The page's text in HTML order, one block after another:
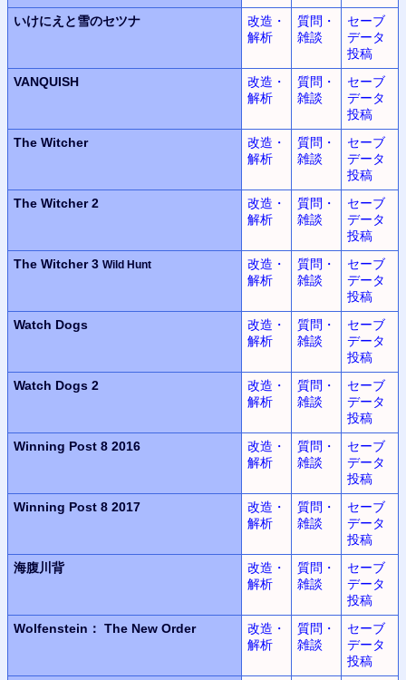
いけにえと雪のセツナ
改造・
解析
質問・
雑談
セーブ
データ
投稿
VANQUISH
改造・
解析
質問・
雑談
セーブ
データ
投稿
The Witcher
改造・
解析
質問・
雑談
セーブ
データ
投稿
The Witcher 2
改造・
解析
質問・
雑談
セーブ
データ
投稿
The Witcher 3 Wild Hunt
改造・
解析
質問・
雑談
セーブ
データ
投稿
Watch Dogs
改造・
解析
質問・
雑談
セーブ
データ
投稿
Watch Dogs 2
改造・
解析
質問・
雑談
セーブ
データ
投稿
Winning Post 8 2016
改造・
解析
質問・
雑談
セーブ
データ
投稿
Winning Post 8 2017
改造・
解析
質問・
雑談
セーブ
データ
投稿
海腹川背
改造・
解析
質問・
雑談
セーブ
データ
投稿
Wolfenstein： The New Order
改造・
解析
質問・
雑談
セーブ
データ
投稿